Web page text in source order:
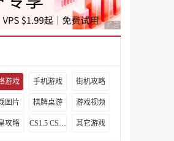
广告 商业广告，理性
游戏 手机游戏 街机攻略
图片 棋牌桌游 游戏视频
攻略 CS1.5 CS1.6攻略 其它游戏